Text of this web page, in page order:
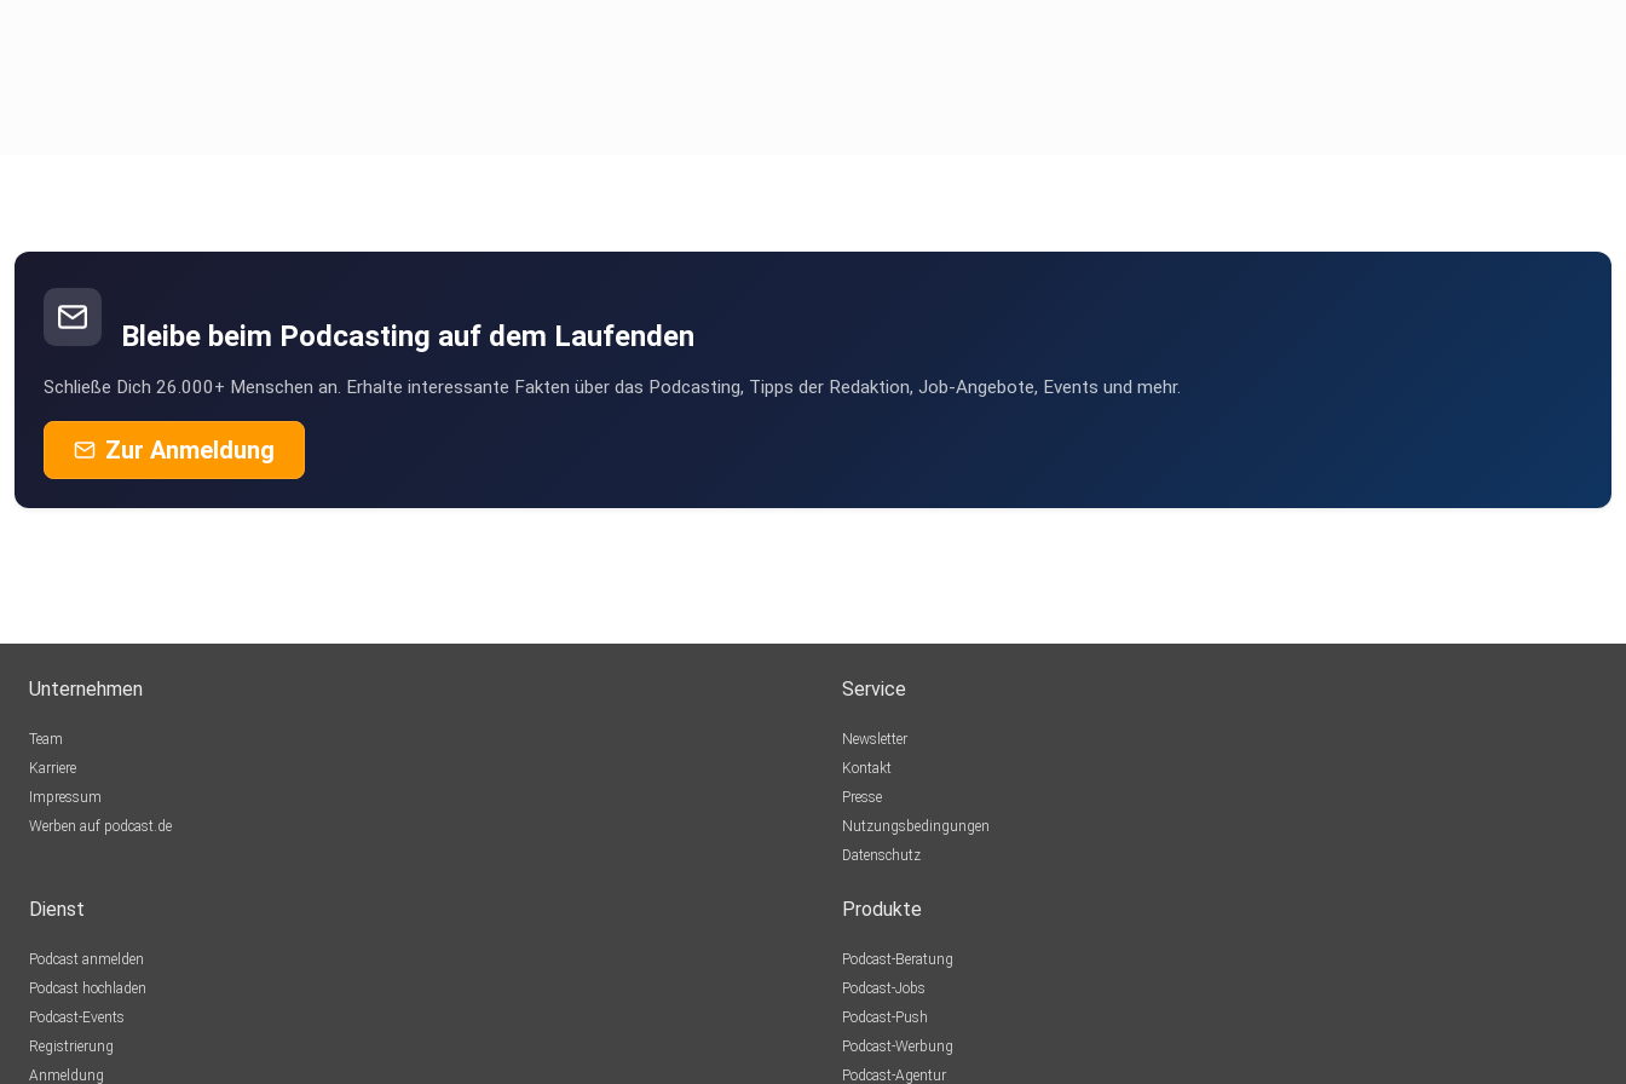
Bleibe beim Podcasting auf dem Laufenden
Schließe Dich 26.000+ Menschen an. Erhalte interessante Fakten über das Podcasting, Tipps der Redaktion, Job-Angebote, Events und mehr.
Zur Anmeldung
Unternehmen
Team
Karriere
Impressum
Werben auf podcast.de
Service
Newsletter
Kontakt
Presse
Nutzungsbedingungen
Datenschutz
Dienst
Podcast anmelden
Podcast hochladen
Podcast-Events
Registrierung
Anmeldung
Produkte
Podcast-Beratung
Podcast-Jobs
Podcast-Push
Podcast-Werbung
Podcast-Agentur